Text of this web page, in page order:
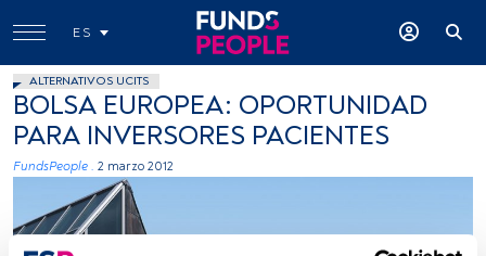
ES
ALTERNATIVOS UCITS
BOLSA EUROPEA: OPORTUNIDAD
PARA INVERSORES PACIENTES
FundsPeople . 2 marzo 2012